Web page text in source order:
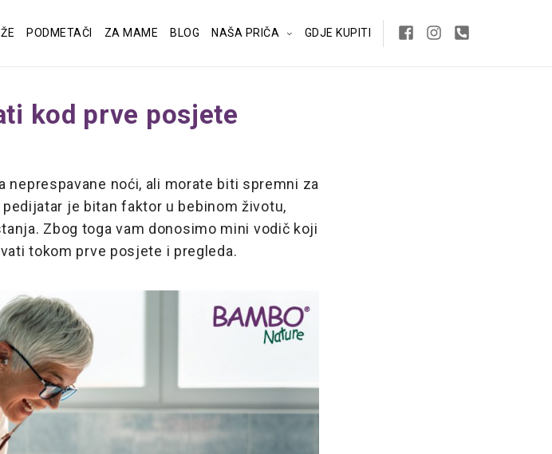
PODMETAČI ZA MAME BLOG NAŠA PRIČA GDJE KUPITI
kod prve posjete
noći, ali morate biti spremni za
je bitan faktor u bebinom životu,
Zbog toga vam donosimo mini vodič koji
tokom prve posjete i pregleda.